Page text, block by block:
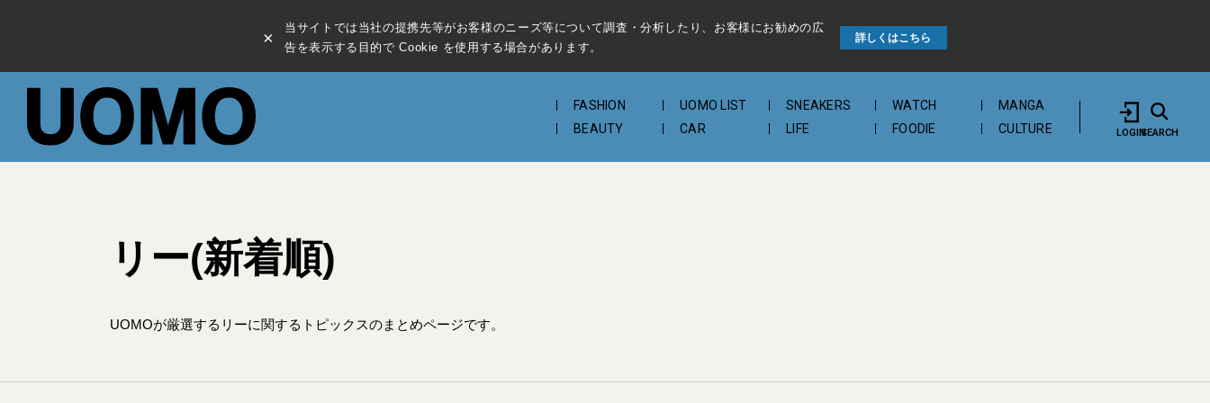
×
当サイトでは当社の提携先等がお客様のニーズ等について調査・分析したり、お客様にお勧めの広
告を表示する目的で Cookie を使用する場合があります。
詳しくはこちら
FASHION UOMO LIST SNEAKERS WATCH
MANGA
BEAUTY
CAR LIFE FOODIE CULTURE LOGINSEARCH
リー(新着順)
UOMOが厳選するリーに関するトピックスのまとめページです。